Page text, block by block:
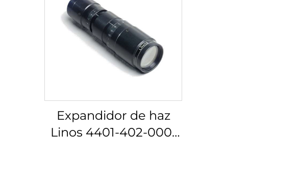
Expandidor de haz
Linos 4401-402-000-